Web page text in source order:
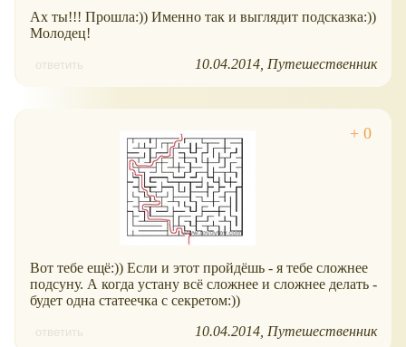
Ах ты!!! Прошла:)) Именно так и выглядит подсказка:))
Молодец!
ответить 10.04.2014 Путешественник
Вот тебе ещё:)) Если и этот пройдёшь - я тебе сложнее
подсуну. А когда устану всё сложнее и сложнее делать -
будет одна статеечка с секретом:))
ответить 10.04.2014 Путешественник